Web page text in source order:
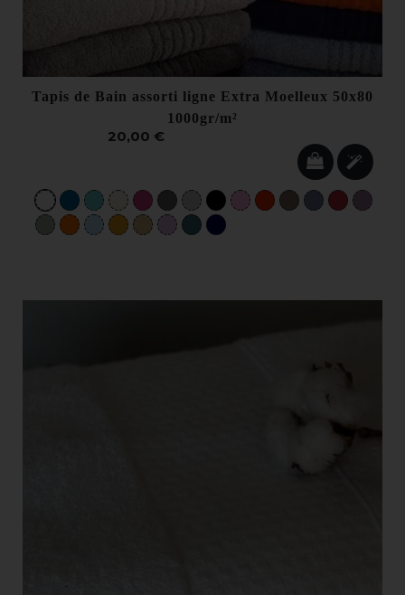
Tapis de Bain assorti ligne Extra Moelleux 50x80
1000gr/m²
20,00 €